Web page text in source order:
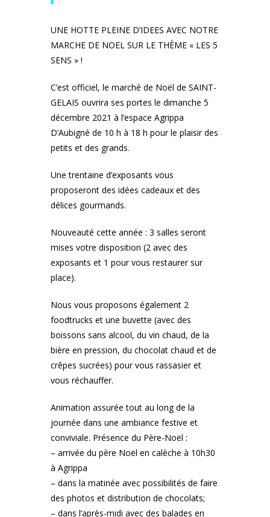
UNE HOTTE PLEINE D’IDEES AVEC NOTRE
MARCHE DE NOEL SUR LE THÈME « LES 5
SENS » !
C’est officiel, le marché de Noël de SAINT-
GELAIS ouvrira ses portes le dimanche 5
décembre 2021 à l’espace Agrippa
D’Aubigné de 10 h à 18 h pour le plaisir des
petits et des grands.
Une trentaine d’exposants vous
proposeront des idées cadeaux et des
délices gourmands.
Nouveauté cette année : 3 salles seront
mises votre disposition (2 avec des
exposants et 1 pour vous restaurer sur
place).
Nous vous proposons également 2
foodtrucks et une buvette (avec des
boissons sans alcool, du vin chaud, de la
bière en pression, du chocolat chaud et de
crêpes sucrées) pour vous rassasier et
vous réchauffer.
Animation assurée tout au long de la
journée dans une ambiance festive et
conviviale. Présence du Père-Noël :
– arrivée du père Noël en calèche à 10h30
à Agrippa
– dans la matinée avec possibilités de faire
des photos et distribution de chocolats;
– dans l’après-midi avec des balades en